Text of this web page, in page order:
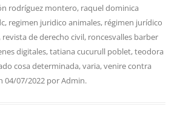
rodríguez montero, raquel dominica
, regimen juridico animales, régimen jurídico
, revista de derecho civil, roncesvalles barber
digitales,tatiana cucurull poblet,teodora
cosa determinada,varia,venire contra
04/07/2022 porAdmin.